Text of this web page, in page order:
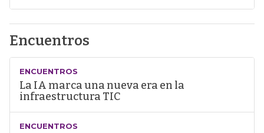
Encuentros
ENCUENTROS
La IA marca una nueva era en la
infraestructura TIC
ENCUENTROS